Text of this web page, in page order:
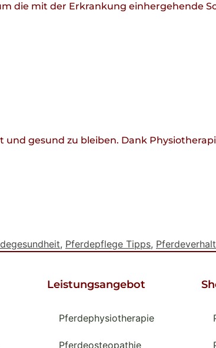
die mit der Erkrankung einhergehende
gesund zu bleiben. Dank
, Pferdepflege Tipps,
Leistungsangebot
Pferdephysiotherapie
Pferdeosteopathie